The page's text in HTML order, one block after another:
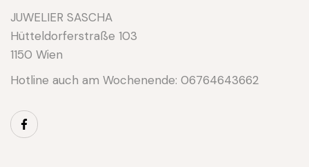
JUWELIER SASCHA
Hütteldorferstraße 103
1150 Wien
Hotline auch am Wochenende: 06764643662